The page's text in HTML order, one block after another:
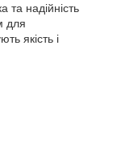
та надійність
для
якість і